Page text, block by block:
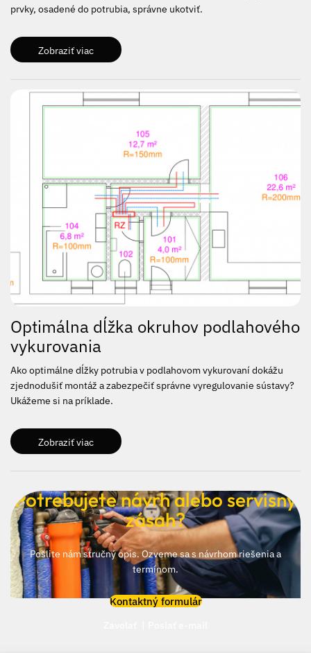
prvky, osadené do potrubia, správne ukotviť.
Zobraziť viac
Optimálna dĺžka okruhov podlahového
vykurovania
Ako optimálne dĺžky potrubia v podlahovom vykurovaní dokážu
zjednodušiť montáž a zabezpečiť správne vyregulovanie sústavy?
Ukážeme si na príklade.
Zobraziť viac
Potrebujete návrh alebo servisný
zásah?
Pošlite nám stručný opis. Ozveme sa s návrhom riešenia a
termínom.
Kontaktný formulár